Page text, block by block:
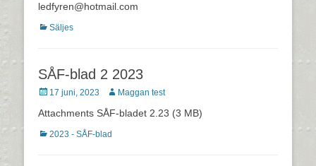
ledfyren@hotmail.com
Kategorier
Säljes
SÅF-blad 2 2023
Postades
17 juni, 2023 Författare
Maggan test
Attachments SÅF-bladet 2.23 (3 MB)
Kategorier
2023 - SÅF-blad